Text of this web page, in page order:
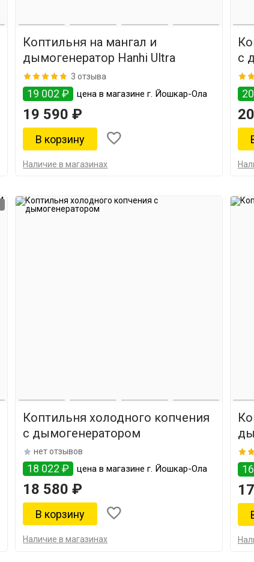
Коптильня на мангал и
дымогенератор Hanhi Ultra
3 отзыва
19 002 ₽ цена в магазине г. Йошкар-Ола
19 590 ₽
Наличие в магазинах
с
Коптильня холодного копчения
с дымогенератором
нет отзывов
18 022 ₽ цена в магазине г. Йошкар-Ола
18 580 ₽
Наличие в магазинах